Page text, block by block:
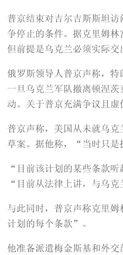
普京结束对吉尔吉斯斯坦
争停止的条件。据克里姆林
但前提是乌克兰必须实际交
俄罗斯领导人普京声称，
一旦乌克兰军队撤离顿涅
动。关于普京充满争议且虚
普京声称，美国从未就乌
草案。据他称，“当时只是
“目前该计划的某些条款
“目前从法律上讲，与乌
与此同时，普京声称克里
计划的每个条款”。
他准备派遣梅金斯基和外